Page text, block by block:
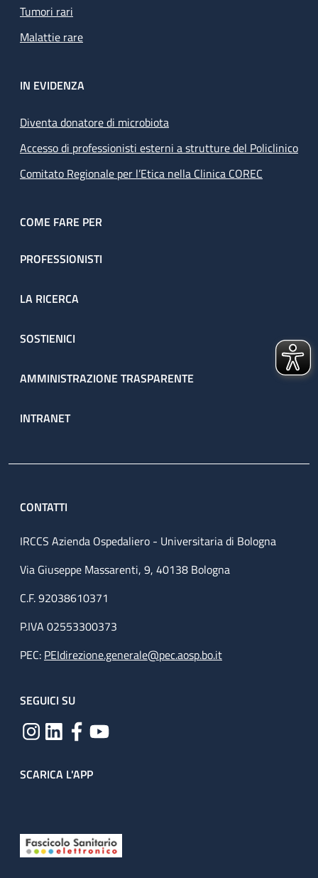
Tumori rari
Malattie rare
IN EVIDENZA
Diventa donatore di microbiota
Accesso di professionisti esterni a strutture del Policlinico
Comitato Regionale per l’Etica nella Clinica COREC
COME FARE PER
PROFESSIONISTI
LA RICERCA
SOSTIENICI
AMMINISTRAZIONE TRASPARENTE
INTRANET
CONTATTI
IRCCS Azienda Ospedaliero - Universitaria di Bologna
Via Giuseppe Massarenti, 9, 40138 Bologna
C.F. 92038610371
P.IVA 02553300373
PEC: PEIdirezione.generale@pec.aosp.bo.it
SEGUICI SU
SCARICA L'APP